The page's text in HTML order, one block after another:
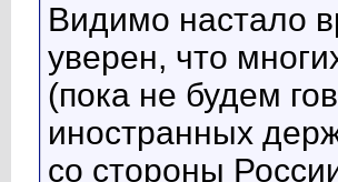
Видимо настало
уверен, что
(пока не будем
иностранных
со стороны